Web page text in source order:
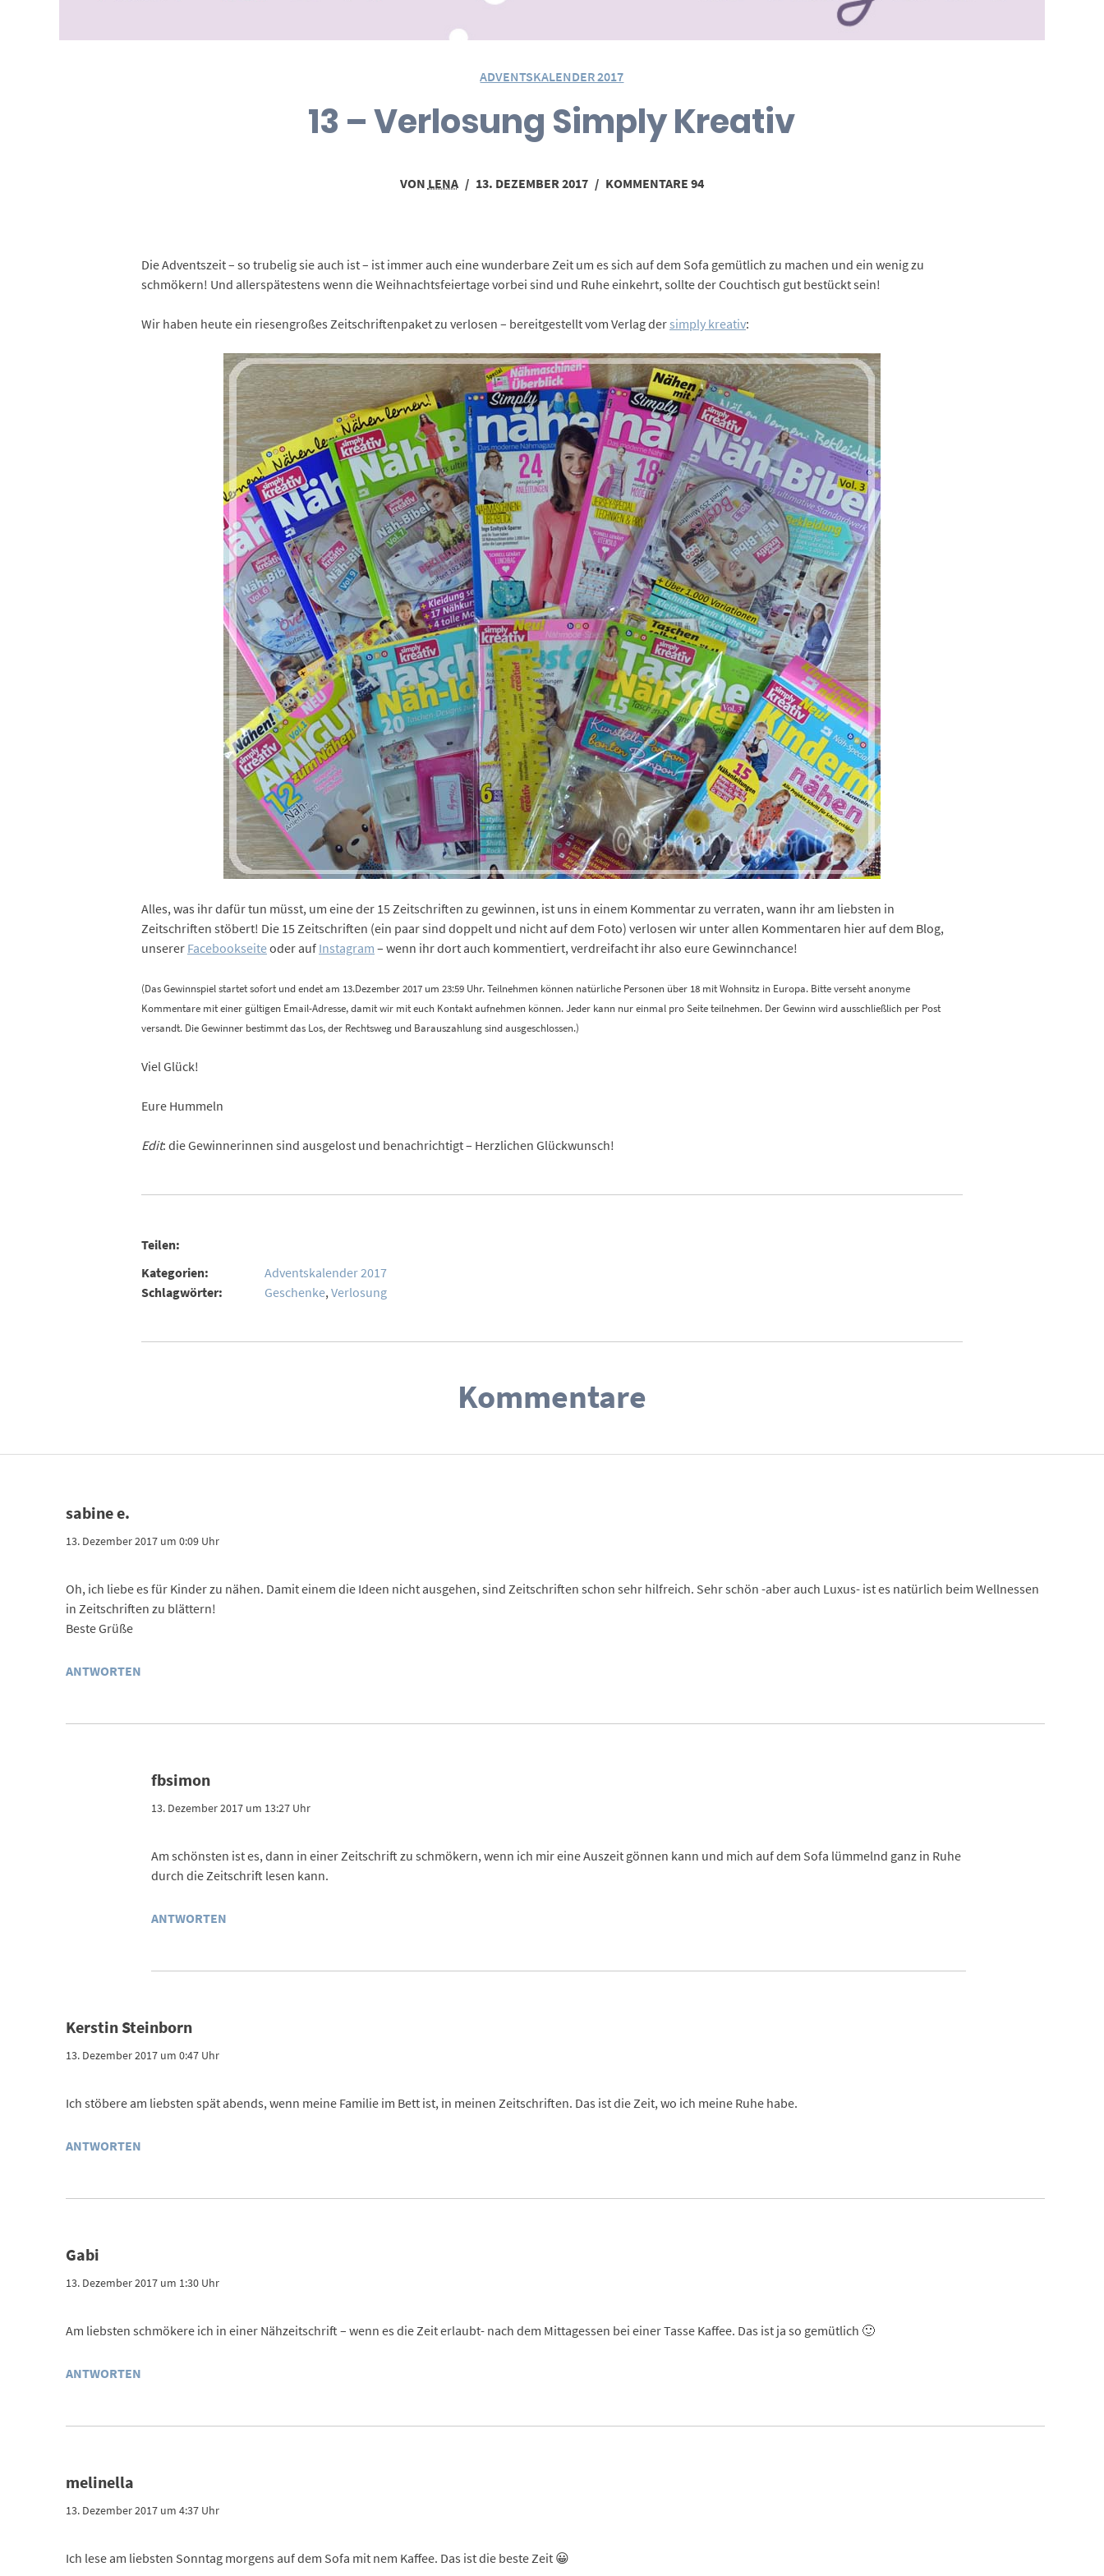
ADVENTSKALENDER 2017
13 – Verlosung Simply Kreativ
VON LENA / 13. DEZEMBER 2017 / KOMMENTARE 94
Die Adventszeit – so trubelig sie auch ist – ist immer auch eine wunderbare Zeit um es sich auf dem Sofa gemütlich zu machen und ein wenig zu
schmökern! Und allerspätestens wenn die Weihnachtsfeiertage vorbei sind und Ruhe einkehrt, sollte der Couchtisch gut bestückt sein!
Wir haben heute ein riesengroßes Zeitschriftenpaket zu verlosen – bereitgestellt vom Verlag dersimply kreativ:
Alles, was ihr dafür tun müsst, um eine der 15 Zeitschriften zu gewinnen, ist uns in einem Kommentar zu verraten, wann ihr am liebsten in
Zeitschriften stöbert! Die 15 Zeitschriften (ein paar sind doppelt und nicht auf dem Foto) verlosen wir unter allen Kommentaren hier auf dem Blog,
unserer Facebookseiteoder auf Instagram – wenn ihr dort auch kommentiert, verdreifacht ihr also eure Gewinnchance!
(Das Gewinnspiel startet sofort und endet am 13.Dezember 2017 um 23:59 Uhr. Teilnehmen können natürliche Personen über 18 mit Wohnsitz in Europa. Bitte verseht anonyme
Kommentare mit einer gültigen Email-Adresse, damit wir mit euch Kontakt aufnehmen können. Jeder kann nur einmal pro Seite teilnehmen. Der Gewinn wird ausschließlich per Post
versandt. Die Gewinner bestimmt das Los, der Rechtsweg und Barauszahlung sind ausgeschlossen.)
Viel Glück!
Eure Hummeln
Edit: die Gewinnerinnen sind ausgelost und benachrichtigt – Herzlichen Glückwunsch!
Teilen:
Kategorien:
Adventskalender 2017
Schlagwörter:
Geschenke, Verlosung
Kommentare
sabine e.
13. Dezember 2017 um 0:09 Uhr
Oh, ich liebe es für Kinder zu nähen. Damit einem die Ideen nicht ausgehen, sind Zeitschriften schon sehr hilfreich. Sehr schön -aber auch Luxus- ist es natürlich beim Wellnessen
in Zeitschriften zu blättern!
Beste Grüße
ANTWORTEN
fbsimon
13. Dezember 2017 um 13:27 Uhr
Am schönsten ist es, dann in einer Zeitschrift zu schmökern, wenn ich mir eine Auszeit gönnen kann und mich auf dem Sofa lümmelnd ganz in Ruhe
durch die Zeitschrift lesen kann.
ANTWORTEN
Kerstin Steinborn
13. Dezember 2017 um 0:47 Uhr
Ich stöbere am liebsten spät abends, wenn meine Familie im Bett ist, in meinen Zeitschriften. Das ist die Zeit, wo ich meine Ruhe habe.
ANTWORTEN
Gabi
13. Dezember 2017 um 1:30 Uhr
Am liebsten schmökere ich in einer Nähzeitschrift – wenn es die Zeit erlaubt- nach dem Mittagessen bei einer Tasse Kaffee. Das ist ja so gemütlich 🙂
ANTWORTEN
melinella
13. Dezember 2017 um 4:37 Uhr
Ich lese am liebsten Sonntag morgens auf dem Sofa mit nem Kaffee. Das ist die beste Zeit 😀